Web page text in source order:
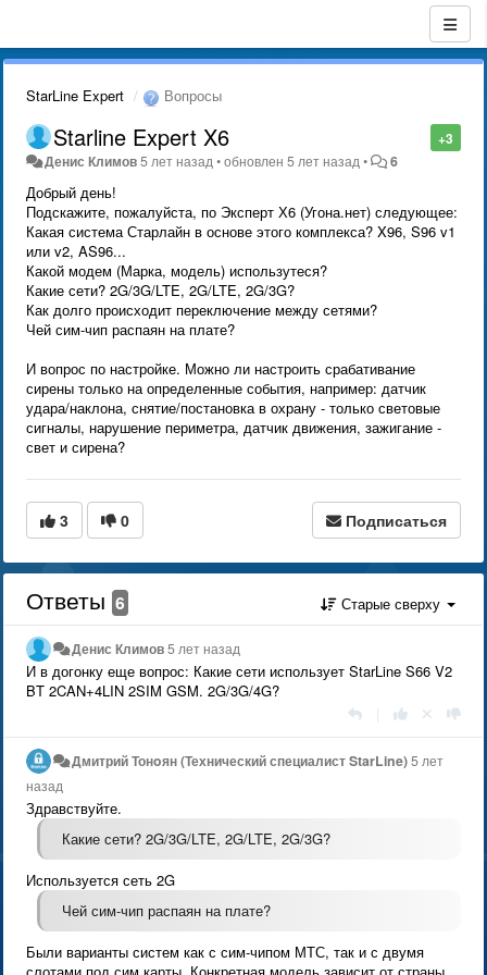
StarLine Expert Вопросы
+3
Starline Expert X6
Денис Климов5 лет назад •обновлен5 лет назад • 6
Добрый день!
Подскажите, пожалуйста, по Эксперт Х6 (Угона.нет) следующее:
Какая система Старлайн в основе этого комплекса? X96, S96 v1
или v2, AS96...
Какой модем (Марка, модель) использутеся?
Какие сети? 2G/3G/LTE, 2G/LTE, 2G/3G?
Как долго происходит переключение между сетями?
Чей сим-чип распаян на плате?
И вопрос по настройке. Можно ли настроить срабативание
сирены только на определенные события, например: датчик
удара/наклона, снятие/постановка в охрану - только световые
сигналы, нарушение периметра, датчик движения, зажигание -
свет и сирена?
3 0 Подписаться
Ответы 6 Старые сверху
Денис Климов5 лет назад
И в догонку еще вопрос: Какие сети использует StarLine S66 V2
BT 2CAN+4LIN 2SIM GSM. 2G/3G/4G?
Дмитрий Тонoян (Технический специалист StarLine)5 лет
назад
Здравствуйте.
Какие сети? 2G/3G/LTE, 2G/LTE, 2G/3G?
Используется сеть 2G
Чей сим-чип распаян на плате?
Были варианты систем как с сим-чипом МТС, так и с двумя
слотами под сим карты. Конкретная модель зависит от страны